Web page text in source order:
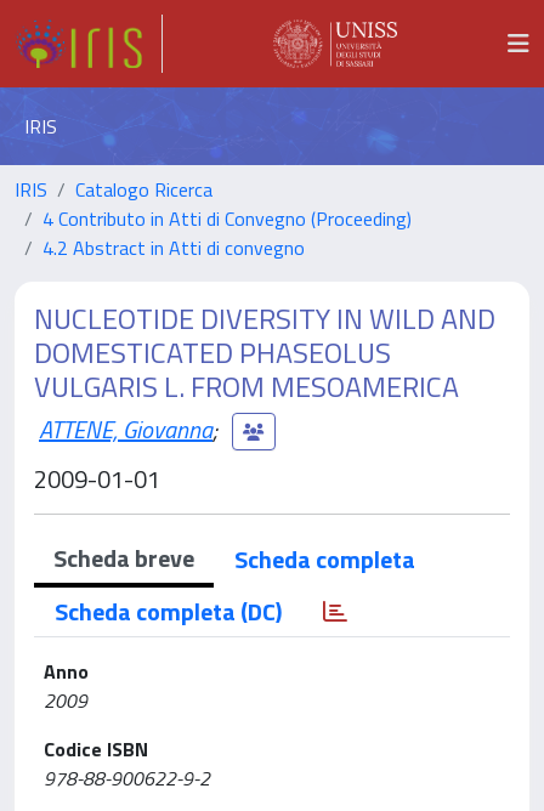
IRIS
IRIS
Catalogo Ricerca
4 Contributo in Atti di Convegno (Proceeding)
4.2 Abstract in Atti di convegno
NUCLEOTIDE DIVERSITY IN WILD AND
DOMESTICATED PHASEOLUS
VULGARIS L. FROM MESOAMERICA
ATTENE, Giovanna;
2009-01-01
Scheda breve
Scheda completa
Scheda completa (DC)
Anno
2009
Codice ISBN
978-88-900622-9-2